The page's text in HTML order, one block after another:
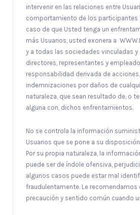
intervenir en las relaciones entre
comportamiento de los participantes
caso de que Usted tenga un
más Usuarios, usted exonera a
y a todas las sociedades vinculadas y
directores, representantes y
responsabilidad derivada de
indemnizaciones por daños de
naturaleza, que sean resultado de, o
alguna con, dichos enfrentamientos.
No se controla la información
Usuarios que se pone a su
Por su propia naturaleza, la
puede ser de índole ofensiva,
algunos casos puede estar mal
fraudulentamente. Le recomendamos
precaución y sentido común cuando